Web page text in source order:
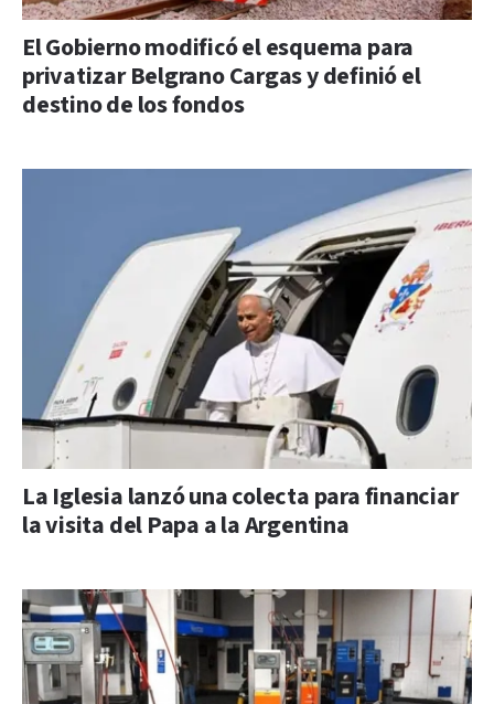
El Gobierno modificó el esquema para
privatizar Belgrano Cargas y definió el
destino de los fondos
La Iglesia lanzó una colecta para financiar
la visita del Papa a la Argentina